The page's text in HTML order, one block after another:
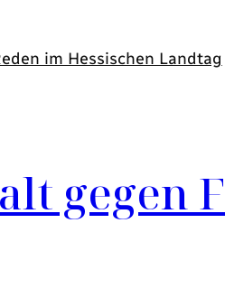
im Hessischen Landtag
gegen